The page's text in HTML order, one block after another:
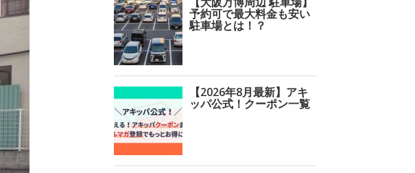
予約可で最大料金も安い
駐車場とは！？
【2026年8月最新】アキ
ッパ公式！クーポン一覧